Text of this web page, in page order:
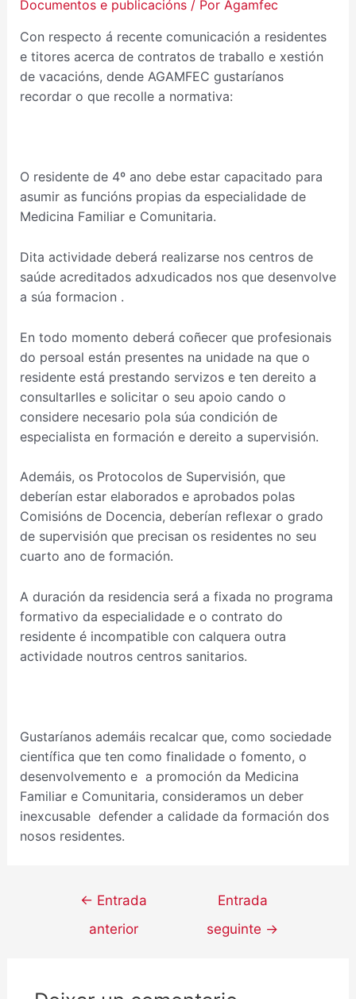
Documentos e publicacións/ Por Agamfec
Con respecto á recente comunicación a residentes
e titores acerca de contratos de traballo e xestión
de vacacións, dende AGAMFEC gustaríanos
recordar o que recolle a normativa:
O residente de 4º ano debe estar capacitado para
asumir as funcións propias da especialidade de
Medicina Familiar e Comunitaria.
Dita actividade deberá realizarse nos centros de
saúde acreditados adxudicados nos que desenvolve
a súa formacion .
En todo momento deberá coñecer que profesionais
do persoal están presentes na unidade na que o
residente está prestando servizos e ten dereito a
consultarlles e solicitar o seu apoio cando o
considere necesario pola súa condición de
especialista en formación e dereito a supervisión.
Ademáis, os Protocolos de Supervisión, que
deberían estar elaborados e aprobados polas
Comisións de Docencia, deberían reflexar o grado
de supervisión que precisan os residentes no seu
cuarto ano de formación.
A duración da residencia será a fixada no programa
formativo da especialidade e o contrato do
residente é incompatible con calquera outra
actividade noutros centros sanitarios.
Gustaríanos ademáis recalcar que, como sociedade
científica que ten como finalidade o fomento, o
desenvolvemento e a promoción da Medicina
Familiar e Comunitaria, consideramos un deber
inexcusable defender a calidade da formación dos
nosos residentes.
← Entrada
anterior
Entrada
seguinte →